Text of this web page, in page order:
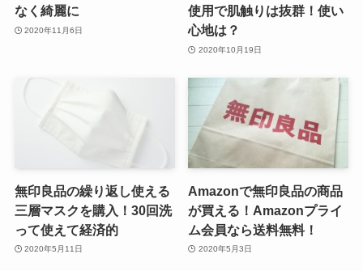
なく綺麗に
2020年11月6日
使用で肌触りは抜群！使い
心地は？
2020年10月19日
無印良品の繰り返し使える
三層マスクを購入！30回洗
って使えて経済的
2020年5月11日
Amazonで無印良品の商品
が買える！Amazonプライ
ム会員なら送料無料！
2020年5月3日